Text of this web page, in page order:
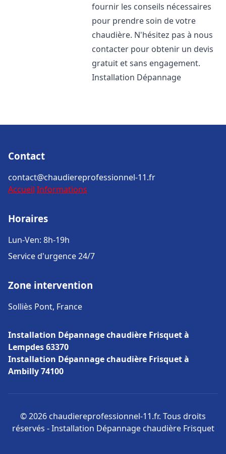
fournir les conseils nécessaires
pour prendre soin de votre
chaudière. N'hésitez pas à nous
contacter pour obtenir un devis
gratuit et sans engagement.
Installation Dépannage
Contact
contact@chaudiereprofessionnel-11.fr
Accueil Informations
Horaires
Lun-Ven: 8h-19h
Service d'urgence 24/7
Zone intervention
Solliès Pont, France
Installation Dépannage chaudière Frisquet à
Lempdes 63370
Installation Dépannage chaudière Frisquet à
Ambilly 74100
© 2026 chaudiereprofessionnel-11.fr. Tous droits
réservés - Installation Dépannage chaudière Frisquet